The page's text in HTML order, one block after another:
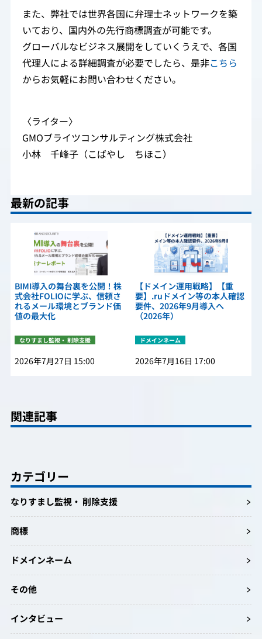
また、弊社では世界各国に弁理士ネットワークを築
いており、国内外の先行商標調査が可能です。
グローバルなビジネス展開をしていくうえで、各国
代理人による詳細調査が必要でしたら、是非こちら
からお気軽にお問い合わせください。
〈ライター〉
GMOブライツコンサルティング株式会社
小林 千峰子（こばやし ちほこ）
最新の記事
BIMI導入の舞台裏を公開！株
式会社FOLIOに学ぶ、信頼さ
れるメール環境とブランド価
値の最大化
なりすまし監視・ 削除支援
2026年7月27日 15:00
【ドメイン運用戦略】【重
要】.ruドメイン等の本人確認
要件、2026年9月導入へ
（2026年）
ドメインネーム
2026年7月16日 17:00
関連記事
カテゴリー
なりすまし監視・ 削除支援
商標
ドメインネーム
その他
インタビュー